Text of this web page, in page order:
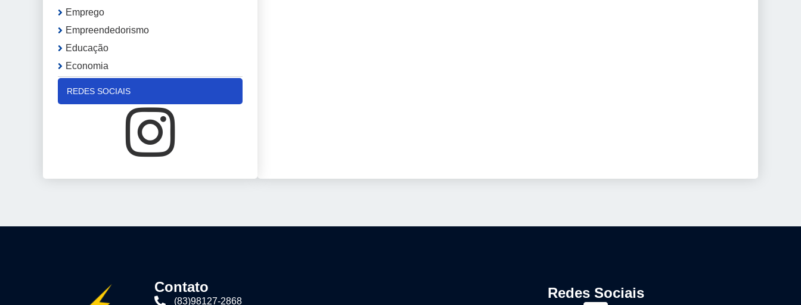
Emprego
Empreendedorismo
Educação
Economia
REDES SOCIAIS
Contato
(83)98127-2868
Redes Sociais